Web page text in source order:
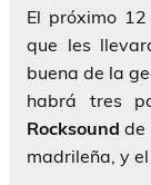
El próximo
que les
buena de la
habrá tres
Rocksound de
madrileña, y